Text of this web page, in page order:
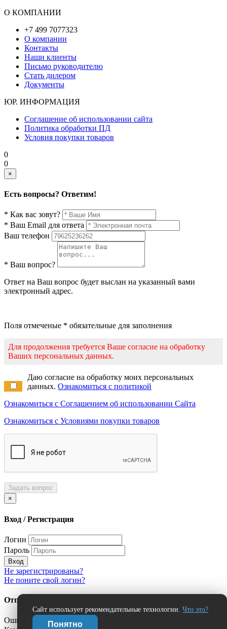
О КОМПАНИИ
+7 499 7077323
О компании
Контакты
Наши клиенты
Письмо руководителю
Стать дилером
Документы
ЮР. ИНФОРМАЦИЯ
Соглашение об использовании сайта
Политика обработки ПД
Условия покупки товаров
Сайт использует рекомендательные технологии. Что это?
Понятно
0
0
×
Есть вопросы? Ответим!
* Как вас зовут?
* Ваш Email для ответа
Ваш телефон
* Ваш вопрос?
Ответ на Ваш вопрос будет выслан на указанный вами
электронный адрес.
Поля отмеченые * обязательные для заполнения
Для продолжения требуется Ваше согласие на обработку
Ваших персональных данных.
Даю согласие на обработку моих персональных
данных. Ознакомиться с политикой
Ознакомиться с Соглашением об использовании Сайта
Ознакомиться с Условиями покупки товаров
Задать вопрос
×
Вход / Регистрация
Логин
Пароль
Вход
Не зарегистрированы?
Не поните свой логин?
Отправить сообщение об ошибке?
Ошибка: